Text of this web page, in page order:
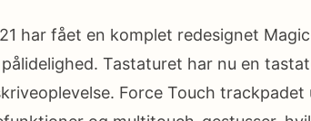
har fået en komplet redesignet
Tastaturet har nu en
Force Touch